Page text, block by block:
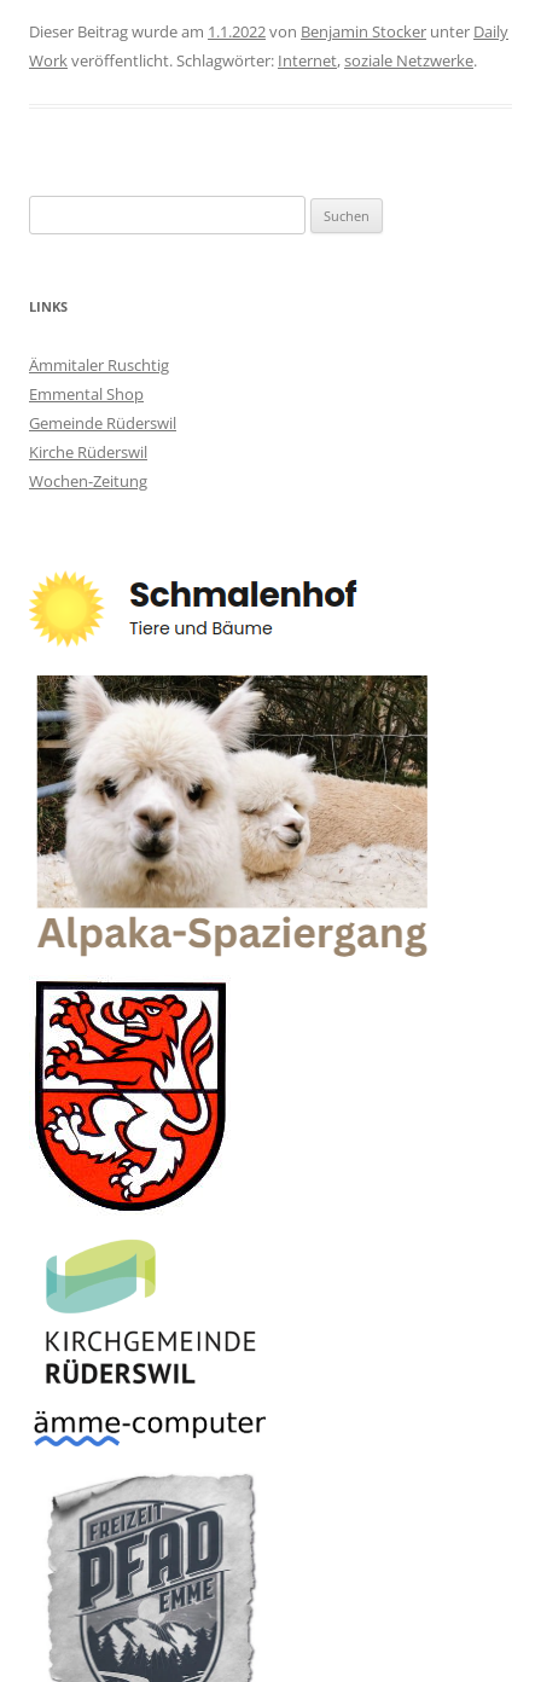
Dieser Beitrag wurde am 1.1.2022von Benjamin Stocker unter Daily
Workveröffentlicht. Schlagwörter: Internet,soziale Netzwerke.
nach:
LINKS
Ämmitaler Ruschtig
Emmental Shop
Gemeinde Rüderswil
Kirche Rüderswil
Wochen-Zeitung